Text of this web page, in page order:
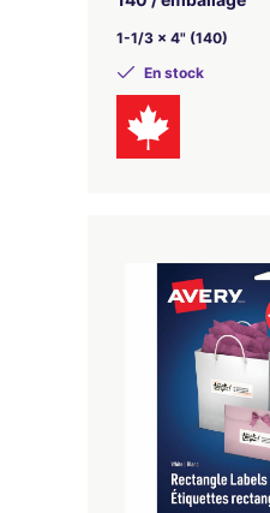
1-1/3 x 4" (140)
En stock